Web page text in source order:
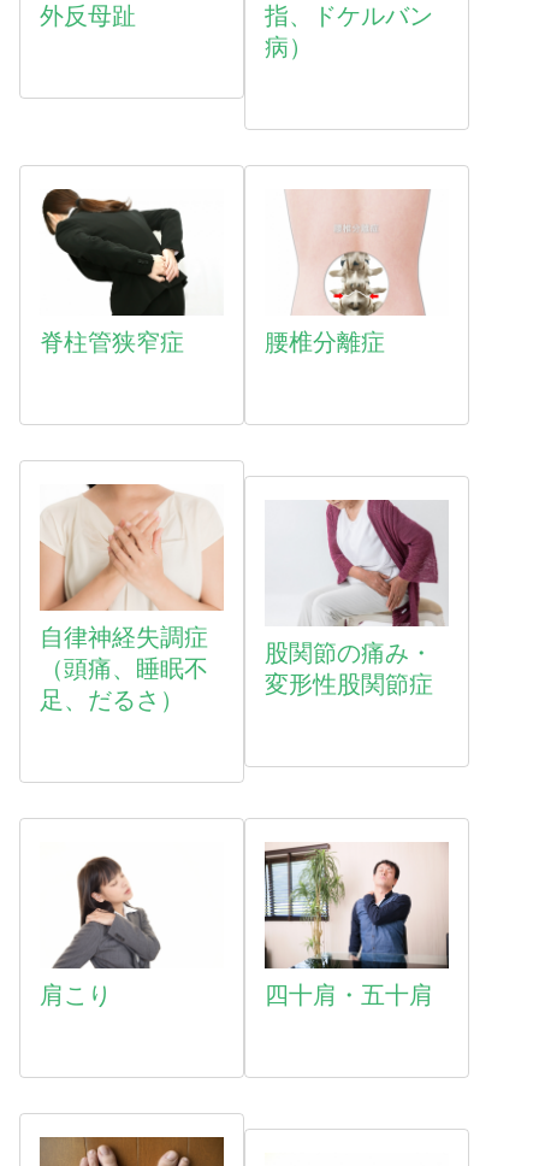
外反母趾
指、ドケルバン
病）
脊柱管狭窄症 腰椎分離症
自律神経失調症
（頭痛、睡眠不
足、だるさ）
股関節の痛み・
変形性股関節症
肩こり 四十肩・五十肩